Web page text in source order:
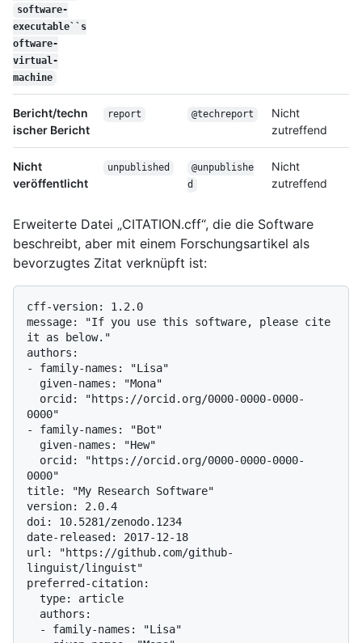
software-
executable``s
oftware-
virtual-
machine
Bericht/techn
ischer Bericht
report @techreport
Nicht
zutreffend
Nicht
veröffentlicht
unpublished
@unpublishe
d
Nicht
zutreffend
Erweiterte Datei „CITATION.cff“, die die Software
beschreibt, aber mit einem Forschungsartikel als
bevorzugtes Zitat verknüpft ist:
cff-version: 1.2.0
message: "If you use this software, please cite
it as below."
authors:
- family-names: "Lisa"
0000"
- family-names: "Bot"
0000"
title: "My Research Software"
version: 2.0.4
doi: 10.5281/zenodo.1234
date-released: 2017-12-18
url: "https://github.com/github-
linguist/linguist"
preferred-citation: